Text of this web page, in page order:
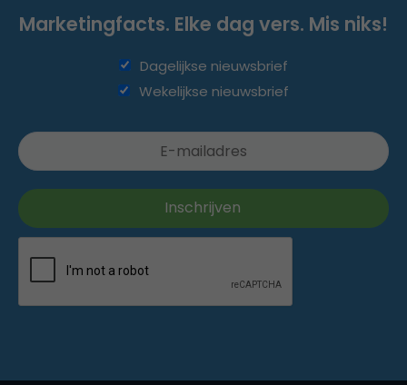
Marketingfacts. Elke dag vers. Mis niks!
Dagelijkse nieuwsbrief
Wekelijkse nieuwsbrief